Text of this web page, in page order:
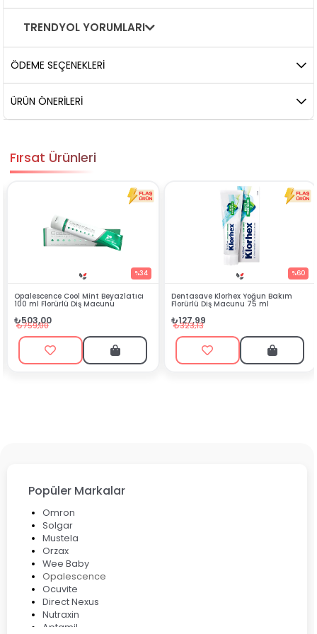
TRENDYOL YORUMLARI
ÖDEME SEÇENEKLERI
ÜRÜN ÖNERILERI
Fırsat Ürünleri
Dentasave Klorhex Yoğun Bakım
Florürlü Diş Macunu 75 ml
Black Berry Bitkisel
Popüler Markalar
Omron
Solgar
Mustela
Orzax
Wee Baby
Opalescence
Ocuvite
Direct Nexus
Nutraxin
Aptamil